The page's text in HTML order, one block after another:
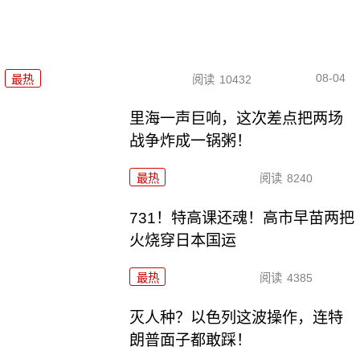
最热 阅读 10432 08-04
里海一声巨响，这次差点把两场
战争炸成一锅粥！
最热 阅读 8240
731！特高课还魂！高市早苗两把
火烧穿日本国运
最热 阅读 4385
灭人种？以色列这波操作，连特
朗普面子都敢踩！